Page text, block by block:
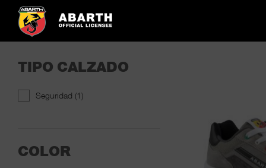
TIPO CALZADO
Seguridad (1)
COLOR